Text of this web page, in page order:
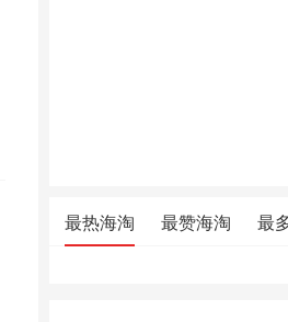
最热海淘 最赞海淘 最